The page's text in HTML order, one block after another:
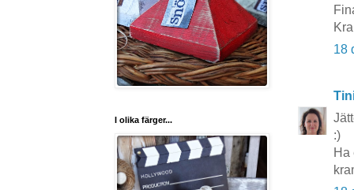
18
:)
Ha
I olika färger...